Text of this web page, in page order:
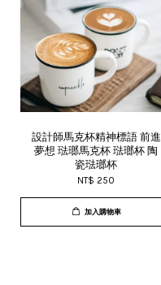
設計師馬克杯精神標語 前進
夢想 琺瑯馬克杯 琺瑯杯 陶
瓷琺瑯杯
NT$ 250
加入購物車